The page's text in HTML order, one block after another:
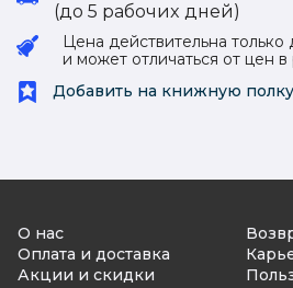
(до 5 рабочиx дней)
Цена действительна только
и может отличаться от цен
Добавить на книжную полку
О нас
Оплата и доставка
Акции и скидки